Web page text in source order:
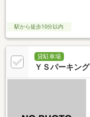
駅から徒歩10分以内
貸駐車場
ＹＳパーキング